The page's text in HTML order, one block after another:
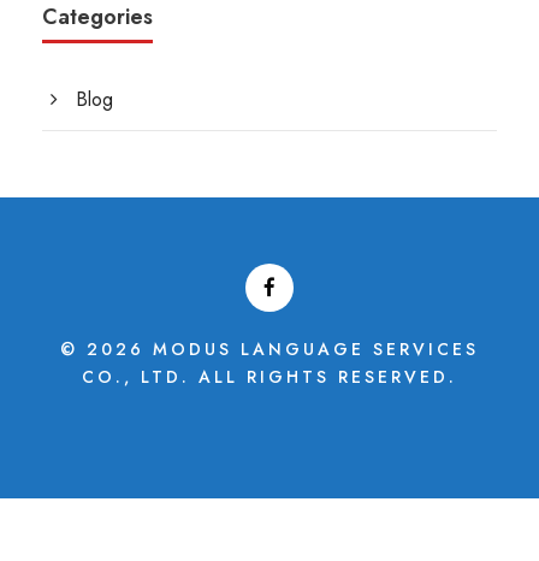
Categories
Blog
© 2026 MODUS LANGUAGE SERVICES
CO., LTD. ALL RIGHTS RESERVED.